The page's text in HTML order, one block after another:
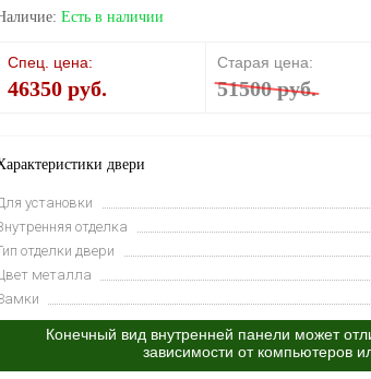
Есть в наличии
Спец. цена:
46350 руб.
Старая цена:
51500 руб.
двери
установки
отделка
отделки двери
металла
Конечный вид внутренней панели может
зависимости от компьютеров